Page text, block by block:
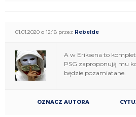
01.01.2020 o 12:18 przez Rebelde
A w Eriksena to
PSG zaproponują mu
będzie pozamiatane.
OZNACZ AUTORA